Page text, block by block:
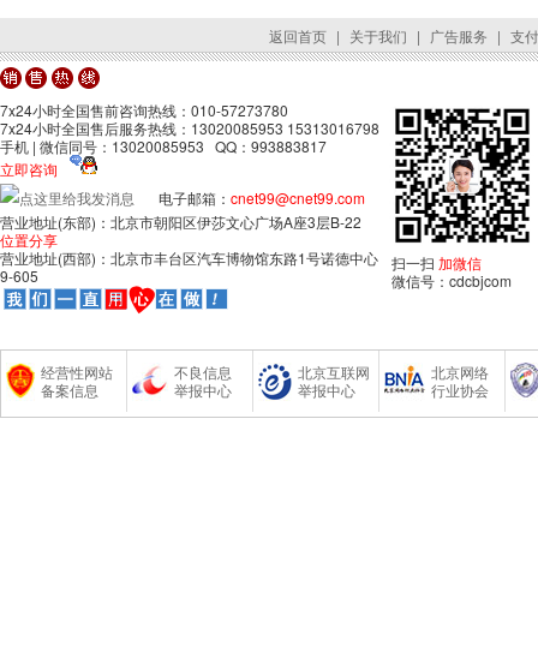
返回首页 | 关于我们 | 广告服务 | 支
7x24小时全国售前咨询热线：010-57273780
7x24小时全国售后服务热线：13020085953 15313016798
手机 | 微信同号：13020085953 QQ：993883817
立即咨询
电子邮箱： cnet99@cnet99.com
营业地址(东部)：北京市朝阳区伊莎文心广场A座3层B-22
位置分享
营业地址(西部)：北京市丰台区汽车博物馆东路1号诺德中心
9-605
扫一扫 加微信
微信号：cdcbjcom
经营性网站
备案信息
不良信息
举报中心
北京互联网
举报中心
北京网络
行业协会